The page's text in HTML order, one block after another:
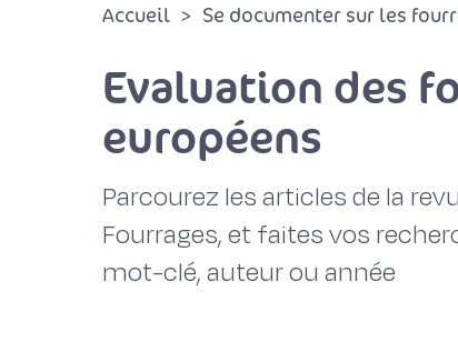
Accueil Se documenter sur les
Evaluation des
européens
Parcourez les articles de la
Fourrages, et faites vos
mot-clé, auteur ou année